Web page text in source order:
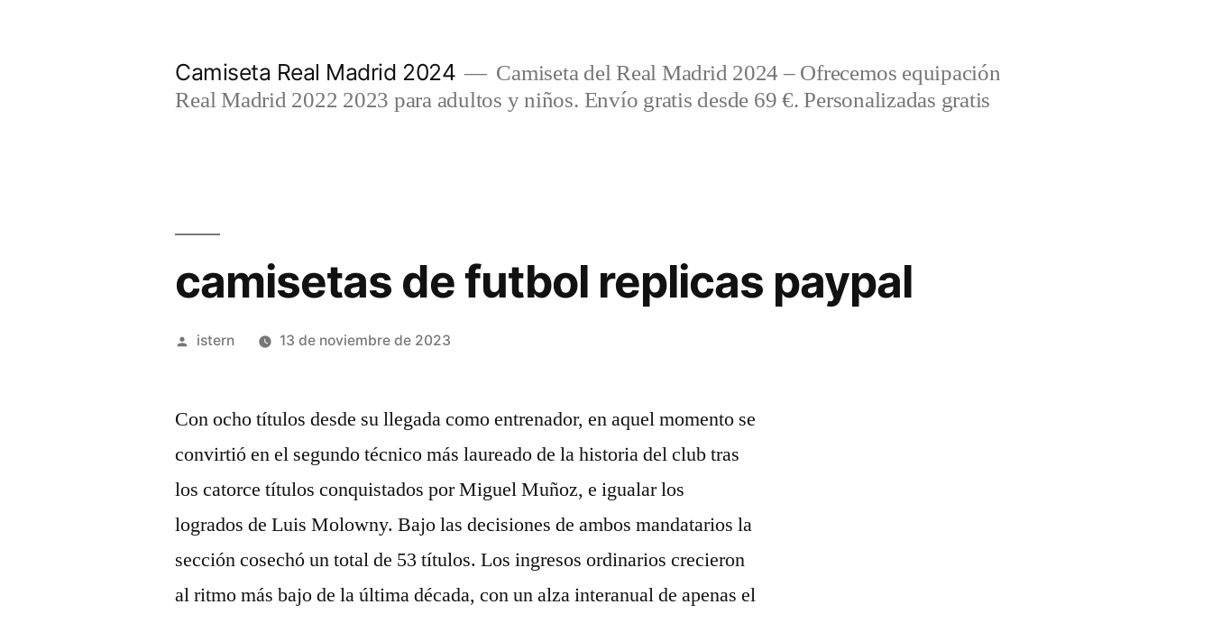
Camiseta Real Madrid 2024
Camiseta del Real Madrid 2024 – Ofrecemos equipación
Real Madrid 2022 2023 para adultos y niños. Envío gratis desde 69 €. Personalizadas gratis
camisetas de futbol replicas paypal
Publicado
istern 13 de noviembre de 2023
Con ocho títulos desde su llegada como entrenador, en aquel momento se
convirtió en el segundo técnico más laureado de la historia del club tras
los catorce títulos conquistados por Miguel Muñoz, e igualar los
logrados de Luis Molowny. Bajo las decisiones de ambos mandatarios la
sección cosechó un total de 53 títulos. Los ingresos ordinarios crecieron
al ritmo más bajo de la última década, con un alza interanual de apenas el